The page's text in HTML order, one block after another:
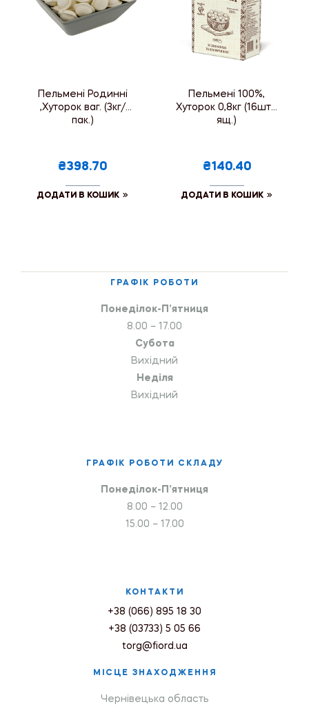
Пельмені Родинні
,Хуторок ваг. (3кг/
пак.)
₴398.70
ДОДАТИ В КОШИК
Пельмені 100%,
Хуторок 0,8кг (16шт./
ящ.)
₴140.40
ДОДАТИ В КОШИК
ГРАФІК РОБОТИ
Понеділок-П’ятниця
8.00 – 17.00
Субота
Вихідний
Неділя
Вихідний
ГРАФІК РОБОТИ СКЛАДУ
Понеділок-П’ятниця
8.00 – 12.00
15.00 – 17.00
КОНТАКТИ
+38 (066) 895 18 30
+38 (03733) 5 05 66
torg@fiord.ua
МІСЦЕ ЗНАХОДЖЕННЯ
Чернівецька область